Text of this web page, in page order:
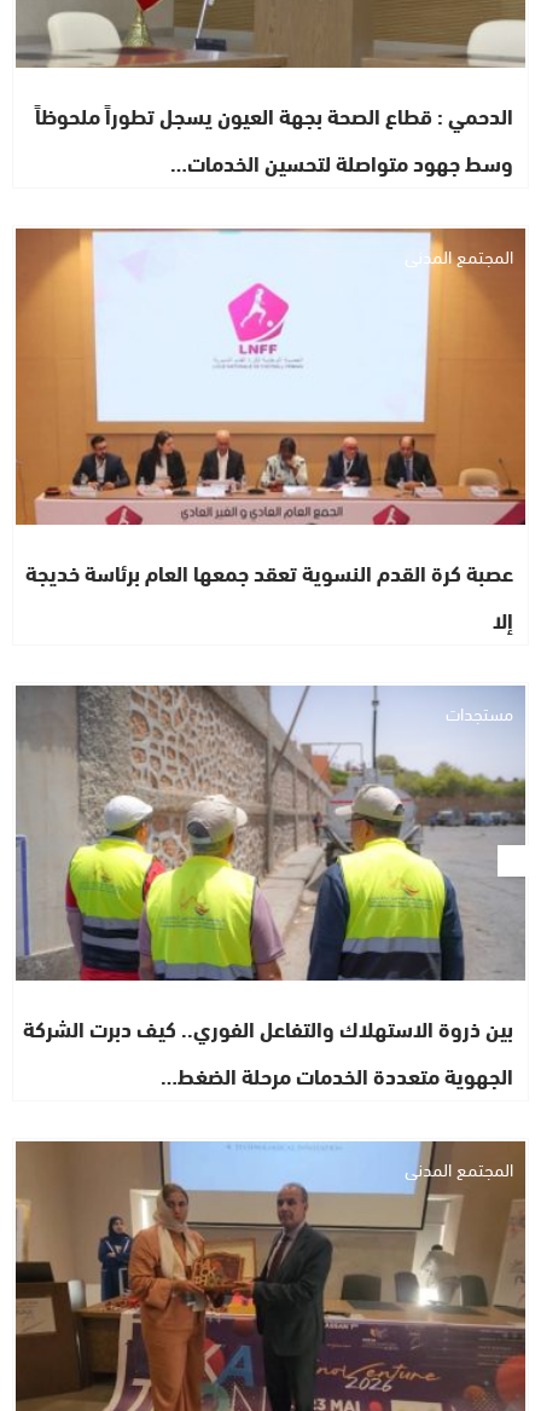
الدحمي : قطاع الصحة بجهة العيون يسجل تطوراً ملحوظاً
وسط جهود متواصلة لتحسين الخدمات…
المجتمع المدني
عصبة كرة القدم النسوية تعقد جمعها العام برئاسة خديجة
إلا
مستجدات
بين ذروة الاستهلاك والتفاعل الفوري.. كيف دبرت الشركة
الجهوية متعددة الخدمات مرحلة الضغط…
المجتمع المدني